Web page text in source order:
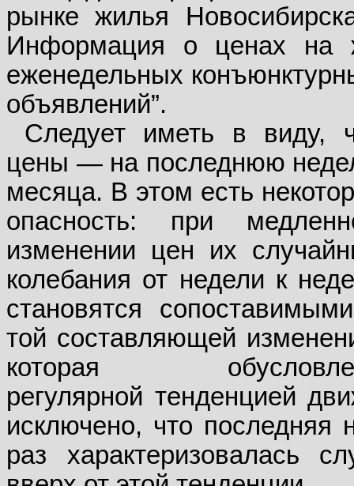
рынке жилья
Информация о ценах на
еженедельных
объявлений”.
Следует иметь в виду,
цены — на последнюю
месяца. В этом есть
опасность: при
изменении цен их
колебания от недели к
становятся
той составляющей
которая
регулярной тенденцией
исключено, что последняя
раз характеризовалась